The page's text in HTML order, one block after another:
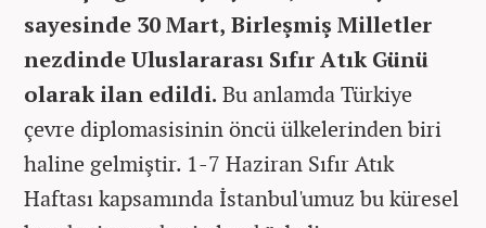
sayesinde 30 Mart, Birleşmiş Milletler
nezdinde Uluslararası Sıfır Atık Günü
olarak ilan edildi. Bu anlamda Türkiye
çevre diplomasisinin öncü ülkelerinden biri
haline gelmiştir. 1-7 Haziran Sıfır Atık
Haftası kapsamında İstanbul'umuz bu küresel